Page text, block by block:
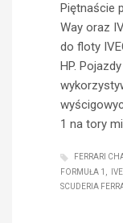
Piętnaście
Way oraz
do floty
HP.
1 na tory
FERRARI
FORMUŁA 1
SCUDERIA